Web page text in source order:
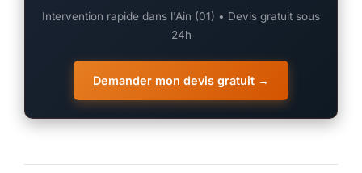
Intervention rapide dans l'Ain (01) • Devis gratuit sous
24h
Demander mon devis gratuit →